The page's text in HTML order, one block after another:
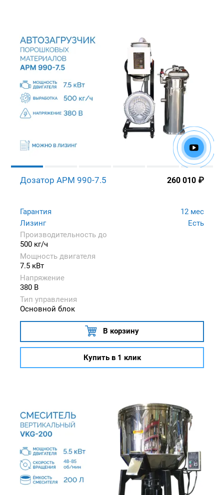
Дозатор APM 990-7.5 260 010 ₽
Гарантия
12 мес
Лизинг
Есть
Производительность до
500 кг/ч
Мощность двигателя
7.5 кВт
Напряжение
380 В
Тип управления
Основной блок
В корзину
Купить в 1 клик